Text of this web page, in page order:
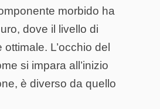
morbido ha
dove il livello di
L’occhio del
si impara all’inizio
è diverso da quello